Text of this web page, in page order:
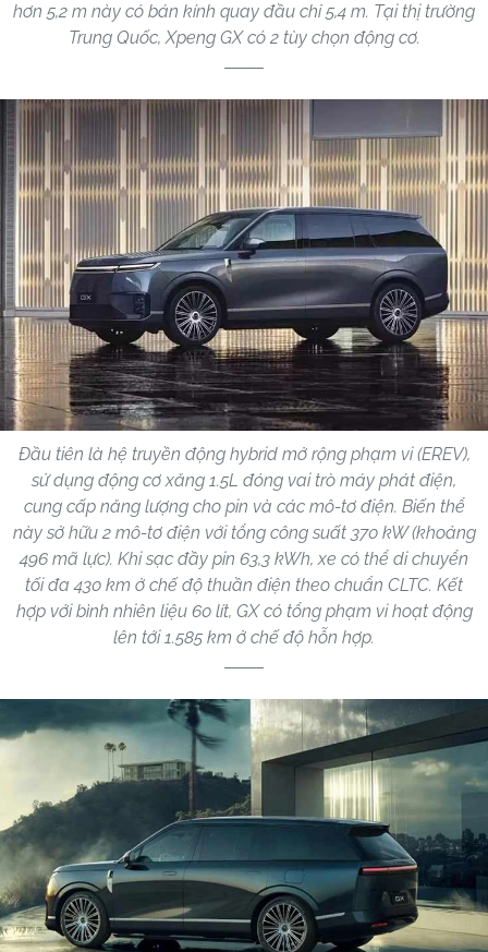
hơn 5,2 m này có bán kính quay đầu chỉ 5,4 m. Tại thị trường
Trung Quốc, Xpeng GX có 2 tùy chọn động cơ.
Đầu tiên là hệ truyền động hybrid mở rộng phạm vi (EREV),
sử dụng động cơ xăng 1.5L đóng vai trò máy phát điện,
cung cấp năng lượng cho pin và các mô-tơ điện. Biến thể
này sở hữu 2 mô-tơ điện với tổng công suất 370 kW (khoảng
496 mã lực). Khi sạc đầy pin 63,3 kWh, xe có thể di chuyển
tối đa 430 km ở chế độ thuần điện theo chuẩn CLTC. Kết
hợp với bình nhiên liệu 60 lít, GX có tổng phạm vi hoạt động
lên tới 1.585 km ở chế độ hỗn hợp.